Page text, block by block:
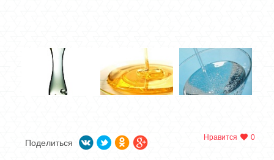
Поделиться
Нравится 0